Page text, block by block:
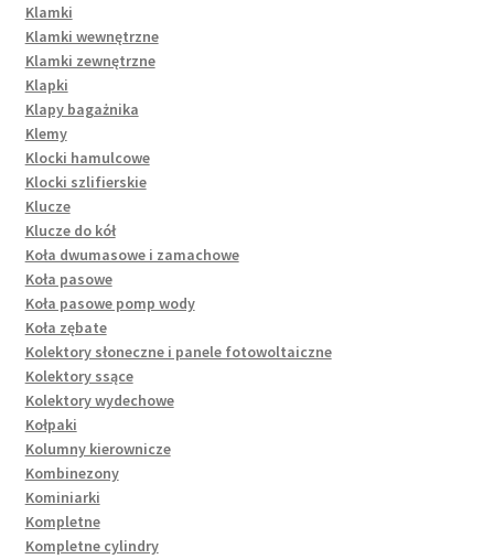
Klamki
Klamki wewnętrzne
Klamki zewnętrzne
Klapki
Klapy bagażnika
Klemy
Klocki hamulcowe
Klocki szlifierskie
Klucze
Klucze do kół
Koła dwumasowe i zamachowe
Koła pasowe
Koła pasowe pomp wody
Koła zębate
Kolektory słoneczne i panele fotowoltaiczne
Kolektory ssące
Kolektory wydechowe
Kołpaki
Kolumny kierownicze
Kombinezony
Kominiarki
Kompletne
Kompletne cylindry